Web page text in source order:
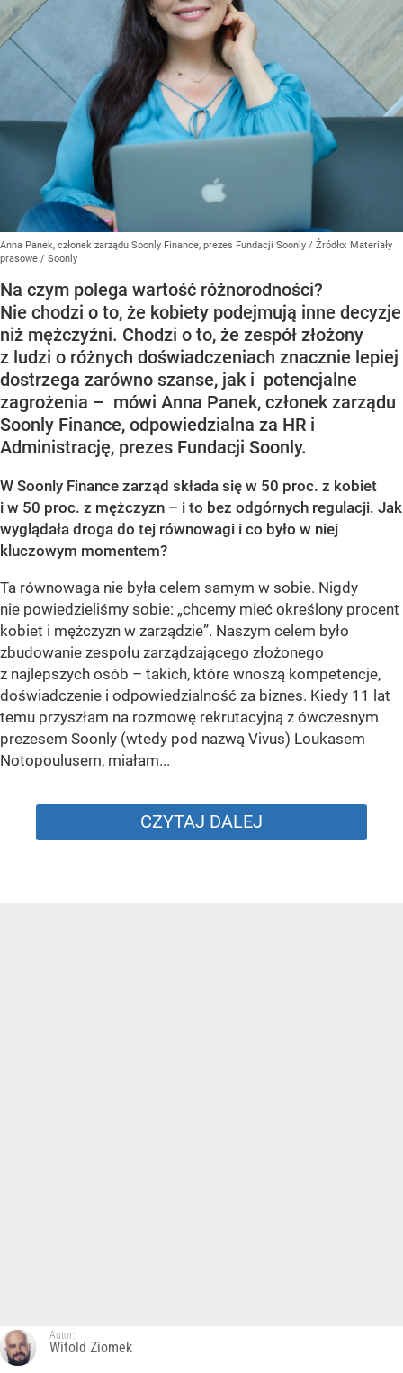
Anna Panek, członek zarządu Soonly Finance, prezes Fundacji Soonly / Źródło: Materiały
prasowe / Soonly
Na czym polega wartość różnorodności?
Nie chodzi o to, że kobiety podejmują inne decyzje
niż mężczyźni. Chodzi o to, że zespół złożony
z ludzi o różnych doświadczeniach znacznie lepiej
dostrzega zarówno szanse, jak i potencjalne
zagrożenia – mówi Anna Panek, członek zarządu
Soonly Finance, odpowiedzialna za HR i
Administrację, prezes Fundacji Soonly.
W Soonly Finance zarząd składa się w 50 proc. z kobiet
i w 50 proc. z mężczyzn – i to bez odgórnych regulacji. Jak
wyglądała droga do tej równowagi i co było w niej
kluczowym momentem?
Ta równowaga nie była celem samym w sobie. Nigdy
nie powiedzieliśmy sobie: „chcemy mieć określony procent
kobiet i mężczyzn w zarządzie”. Naszym celem było
zbudowanie zespołu zarządzającego złożonego
z najlepszych osób – takich, które wnoszą kompetencje,
doświadczenie i odpowiedzialność za biznes. Kiedy 11 lat
temu przyszłam na rozmowę rekrutacyjną z ówczesnym
prezesem Soonly (wtedy pod nazwą Vivus) Loukasem
Notopoulusem, miałam...
CZYTAJ DALEJ
Autor:
Witold Ziomek